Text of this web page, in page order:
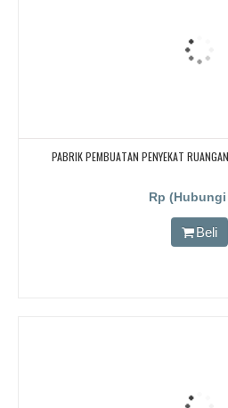
PABRIK PEMBUATAN PENYEKAT
Rp (Hubungi
Beli